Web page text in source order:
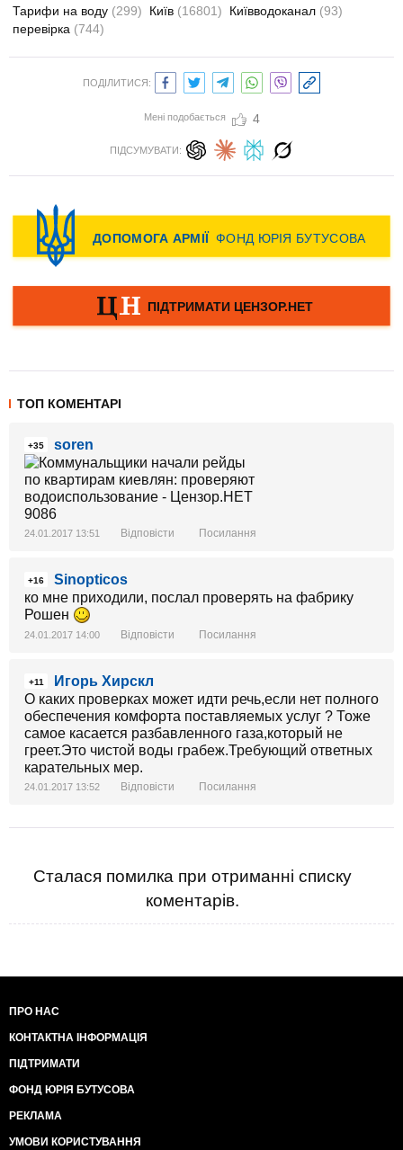
Тарифи на воду (299) Київ (16801) Київводоканал (93)
перевірка (744)
ПОДІЛИТИСЯ:
Мені подобається 4
ПІДСУМУВАТИ:
ТОП КОМЕНТАРІ
+35 soren
24.01.2017 13:51 Відповісти Посилання
+16
Sinopticos
ко мне приходили, послал проверять на фабрику
Рошен
24.01.2017 14:00 Відповісти Посилання
+11
Игорь Хирскл
О каких проверках может идти речь,если нет полного
обеспечения комфорта поставляемых услуг ? Тоже
самое касается разбавленного газа,который не
греет.Это чистой воды грабеж.Требующий ответных
карательных мер.
24.01.2017 13:52 Відповісти Посилання
Сталася помилка при отриманні списку
коментарів.
ПРО НАС
КОНТАКТНА ІНФОРМАЦІЯ
ПІДТРИМАТИ
ФОНД ЮРІЯ БУТУСОВА
РЕКЛАМА
УМОВИ КОРИСТУВАННЯ